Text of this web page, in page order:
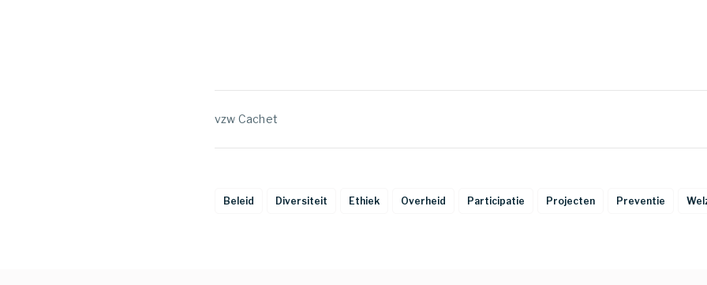
vzw Cachet
Beleid Diversiteit Ethiek Overheid Participatie Projecten Preventie